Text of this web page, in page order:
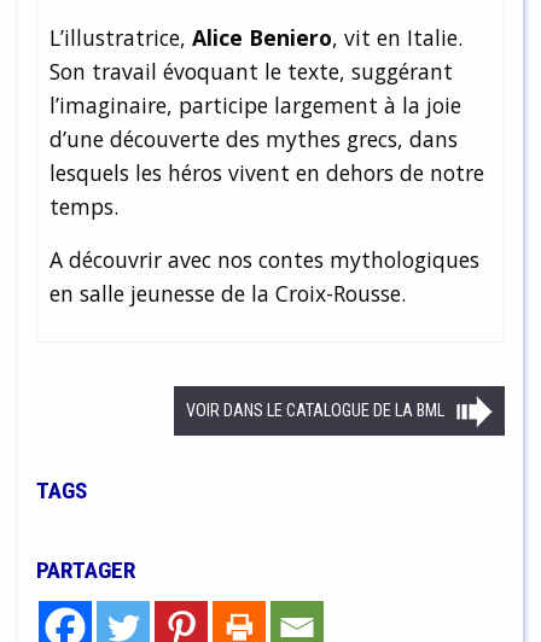
L’illustratrice, Alice Beniero, vit en Italie.
Son travail évoquant le texte, suggérant
l’imaginaire, participe largement à la joie
d’une découverte des mythes grecs, dans
lesquels les héros vivent en dehors de notre
temps.
A découvrir avec nos contes mythologiques
en salle jeunesse de la Croix-Rousse.
VOIR DANS LE CATALOGUE DE LA BML
TAGS
PARTAGER